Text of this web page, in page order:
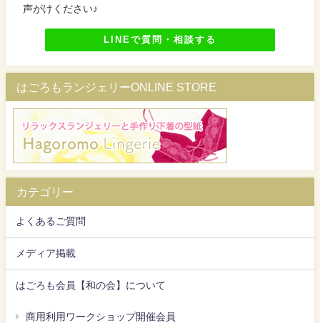
声がけください♪
LINEで質問・相談する
はごろもランジェリーONLINE STORE
カテゴリー
よくあるご質問
メディア掲載
はごろも会員【和の会】について
商用利用ワークショップ開催会員